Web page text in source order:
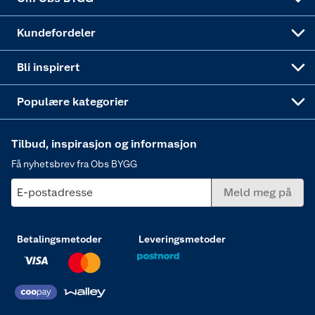
Kundefordeler
Bli inspirert
Populære kategorier
Tilbud, inspirasjon og informasjon
Få nyhetsbrev fra Obs BYGG
E-postadresse Meld meg på
Betalingsmetoder Leveringsmetoder